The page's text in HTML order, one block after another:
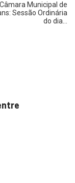
Câmara Municipal de
Sessão Ordinária
do dia…